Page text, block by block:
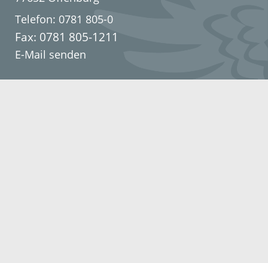
Telefon: 0781 805-0
Fax: 0781 805-1211
E-Mail senden